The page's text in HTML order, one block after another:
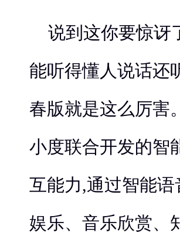
说到这你要惊讶
能听得懂人说话还
春版就是这么厉害
小度联合开发的智
互能力,通过智能
娱乐、音乐欣赏、